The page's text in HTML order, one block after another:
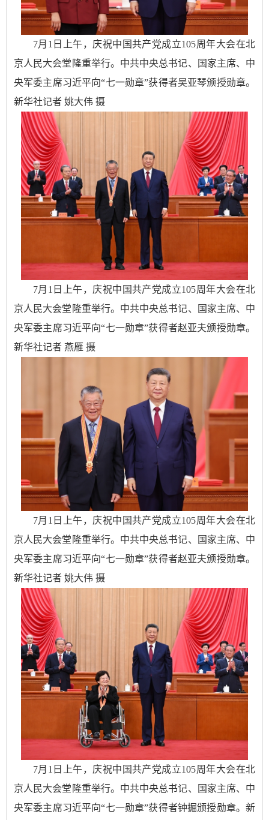
7月1日上午，庆祝中国共产党成立105周年大会在北
京人民大会堂隆重举行。中共中央总书记、国家主席、中
央军委主席习近平向“七一勋章”获得者吴亚琴颁授勋章。
新华社记者 姚大伟 摄
7月1日上午，庆祝中国共产党成立105周年大会在北
京人民大会堂隆重举行。中共中央总书记、国家主席、中
央军委主席习近平向“七一勋章”获得者赵亚夫颁授勋章。
新华社记者 燕雁 摄
7月1日上午，庆祝中国共产党成立105周年大会在北
京人民大会堂隆重举行。中共中央总书记、国家主席、中
央军委主席习近平向“七一勋章”获得者赵亚夫颁授勋章。
新华社记者 姚大伟 摄
7月1日上午，庆祝中国共产党成立105周年大会在北
京人民大会堂隆重举行。中共中央总书记、国家主席、中
央军委主席习近平向“七一勋章”获得者钟掘颁授勋章。新